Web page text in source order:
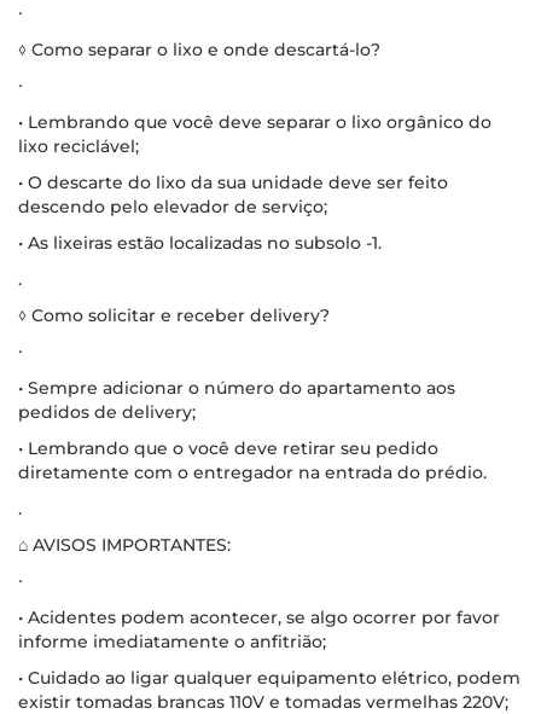
∙
◊ Como separar o lixo e onde descartá-lo?
∙
• Lembrando que você deve separar o lixo orgânico do
lixo reciclável;
• O descarte do lixo da sua unidade deve ser feito
descendo pelo elevador de serviço;
• As lixeiras estão localizadas no subsolo -1.
.
◊ Como solicitar e receber delivery?
∙
• Sempre adicionar o número do apartamento aos
pedidos de delivery;
• Lembrando que o você deve retirar seu pedido
diretamente com o entregador na entrada do prédio.
.
⌂ AVISOS IMPORTANTES:
∙
• Acidentes podem acontecer, se algo ocorrer por favor
informe imediatamente o anfitrião;
• Cuidado ao ligar qualquer equipamento elétrico, podem
existir tomadas brancas 110V e tomadas vermelhas 220V;